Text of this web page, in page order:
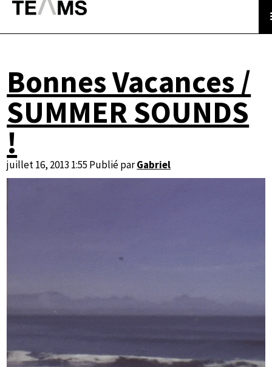
Bonnes Vacances /
SUMMER SOUNDS
!
juillet 16, 2013 1:55 Publié parGabriel